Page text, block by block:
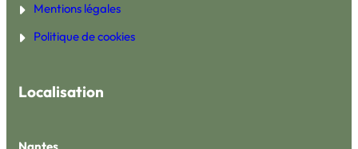
Mentions légales
Politique de cookies
Localisation